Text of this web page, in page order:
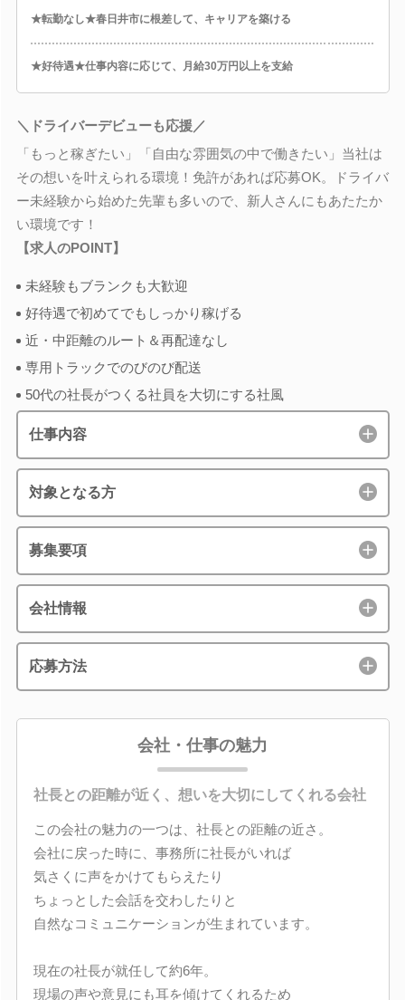
★転勤なし★春日井市に根差して、キャリアを築ける
★好待遇★仕事内容に応じて、月給30万円以上を支給
＼ドライバーデビューも応援／
「もっと稼ぎたい」「自由な雰囲気の中で働きたい」当社は
その想いを叶えられる環境！免許があれば応募OK。ドライバ
ー未経験から始めた先輩も多いので、新人さんにもあたたか
い環境です！
【求人のPOINT】
未経験もブランクも大歓迎
好待遇で初めてでもしっかり稼げる
近・中距離のルート＆再配達なし
専用トラックでのびのび配送
50代の社長がつくる社員を大切にする社風
仕事内容
対象となる方
募集要項
会社情報
応募方法
会社・仕事の魅力
社長との距離が近く、想いを大切にしてくれる会社
この会社の魅力の一つは、社長との距離の近さ。
会社に戻った時に、事務所に社長がいれば
気さくに声をかけてもらえたり
ちょっとした会話を交わしたりと
自然なコミュニケーションが生まれています。
現在の社長が就任して約6年。
現場の声や意見にも耳を傾けてくれるため